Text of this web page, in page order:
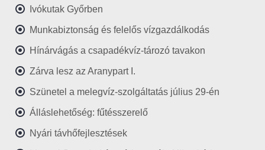
Ivókutak Győrben
Munkabiztonság és felelős vízgazdálkodás
Hínárvágás a csapadékvíz-tározó tavakon
Zárva lesz az Aranypart I.
Szünetel a melegvíz-szolgáltatás július 29-én
Álláslehetőség: fűtésszerelő
Nyári távhőfejlesztések